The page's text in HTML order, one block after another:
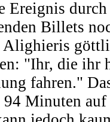
Ereignis
Billets
Alighieris
"Ihr, die ihr
fahren."
94 Minuten